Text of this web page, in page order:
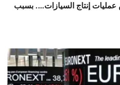
إنتاج السيازات…. بسبب